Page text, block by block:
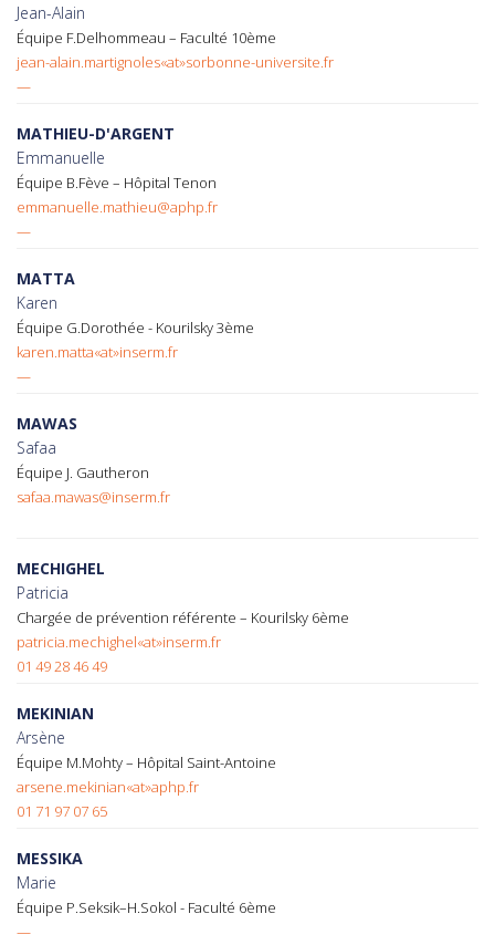
Jean-Alain
Équipe F.Delhommeau – Faculté 10ème
jean-alain.martignoles«at»sorbonne-universite.fr
—
MATHIEU-D'ARGENT
Emmanuelle
Équipe B.Fève – Hôpital Tenon
emmanuelle.mathieu@aphp.fr
—
MATTA
Karen
Équipe G.Dorothée - Kourilsky 3ème
karen.matta«at»inserm.fr
—
MAWAS
Safaa
Équipe J. Gautheron
safaa.mawas@inserm.fr
MECHIGHEL
Patricia
Chargée de prévention référente – Kourilsky 6ème
patricia.mechighel«at»inserm.fr
01 49 28 46 49
MEKINIAN
Arsène
Équipe M.Mohty – Hôpital Saint-Antoine
arsene.mekinian«at»aphp.fr
01 71 97 07 65
MESSIKA
Marie
Équipe P.Seksik–H.Sokol - Faculté 6ème
—